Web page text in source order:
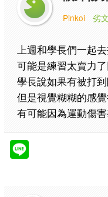
聯絡我們
下載專區
Pinkoi 劣
上週和學長們一起
可能是練習太賣力
學長說如果有被打
但是視覺糊糊的感
有可能因為運動傷